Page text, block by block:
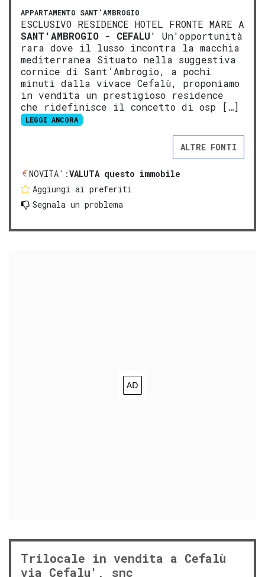
APPARTAMENTO SANT'AMBROGIO
ESCLUSIVO RESIDENCE HOTEL FRONTE MARE A
SANT'AMBROGIO - CEFALU' Un'opportunità
rara dove il lusso incontra la macchia
mediterranea Situato nella suggestiva
cornice di Sant’Ambrogio, a pochi
minuti dalla vivace Cefalù, proponiamo
in vendita un prestigioso residence
che ridefinisce il concetto di osp […]
LEGGI ANCORA
ALTRE FONTI
NOVITA':VALUTA questo immobile
Aggiungi ai preferiti
Segnala un problema
Trilocale in vendita a Cefalù
via Cefalu', snc